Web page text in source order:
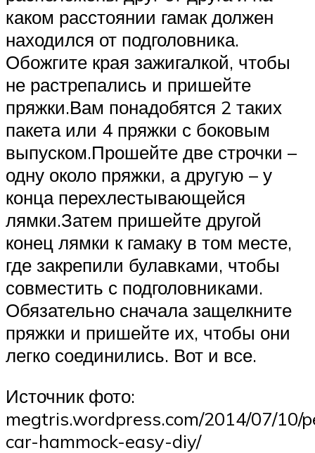
каком расстоянии гамак должен
находился от подголовника.
Обожгите края зажигалкой, чтобы
не растрепались и пришейте
пряжки.Вам понадобятся 2 таких
пакета или 4 пряжки с боковым
выпуском.Прошейте две строчки –
одну около пряжки, а другую – у
конца перехлестывающейся
лямки.Затем пришейте другой
конец лямки к гамаку в том месте,
где закрепили булавками, чтобы
совместить с подголовниками.
Обязательно сначала защелкните
пряжки и пришейте их, чтобы они
легко соединились. Вот и все.
Источник фото:
megtris.wordpress.com/2014/07/10/
car-hammock-easy-diy/